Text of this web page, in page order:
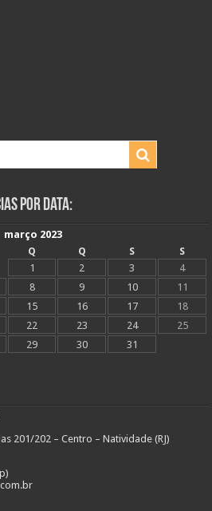
Por Data:
março 2023
Q Q S
S
1
2 3
4
8 9 10
11
15 16 17
18
22 23 24
25
29 30
31
201/202 – Centro – Natividade (RJ)